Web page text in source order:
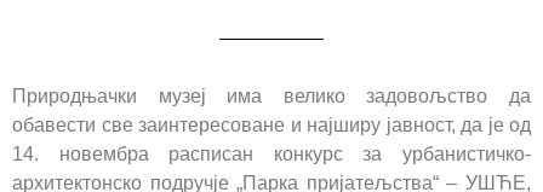
Природњачки музеј има велико задовољство да
обавести све заинтересоване и најширу јавност, да је од
14. новембра расписан конкурс за урбанистичко-
архитектонскo подручје „Парка пријатељства“ – УШЋЕ,